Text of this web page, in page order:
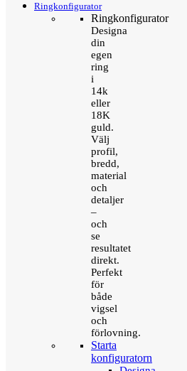
Ringkonfigurator
Ringkonfigurator
Designa
din
egen
ring
i
14k
eller
18K
guld.
Välj
profil,
bredd,
material
och
detaljer
–
och
se
resultatet
direkt.
Perfekt
för
både
vigsel
och
förlovning.
Starta
konfiguratorn